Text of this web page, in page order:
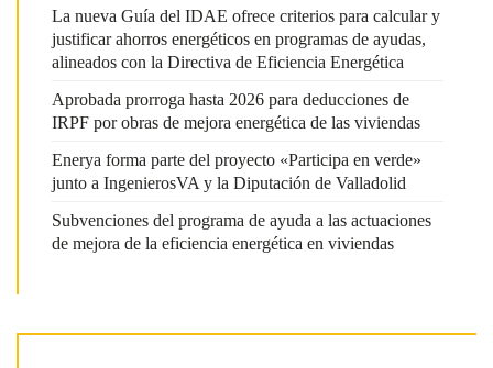
La nueva Guía del IDAE ofrece criterios para calcular y
justificar ahorros energéticos en programas de ayudas,
alineados con la Directiva de Eficiencia Energética
Aprobada prorroga hasta 2026 para deducciones de
IRPF por obras de mejora energética de las viviendas
Enerya forma parte del proyecto «Participa en verde»
junto a IngenierosVA y la Diputación de Valladolid
Subvenciones del programa de ayuda a las actuaciones
de mejora de la eficiencia energética en viviendas